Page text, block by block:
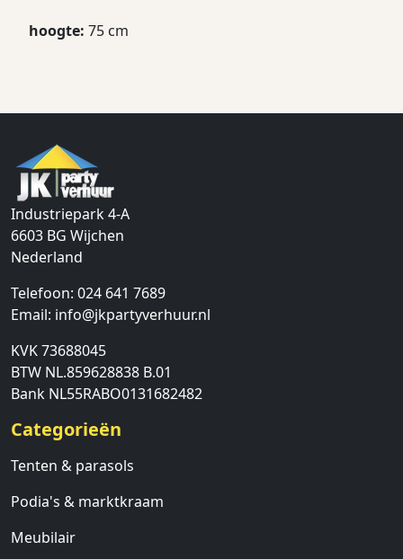
hoogte: 75 cm
Industriepark 4-A
6603 BG Wijchen
Nederland
Telefoon: 024 641 7689
Email: info@jkpartyverhuur.nl
KVK 73688045
BTW NL.859628838 B.01
Bank NL55RABO0131682482
Categorieën
Tenten & parasols
Podia's & marktkraam
Meubilair